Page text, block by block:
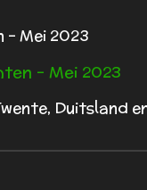
- Mei 2023
- Mei 2023
Duitsland